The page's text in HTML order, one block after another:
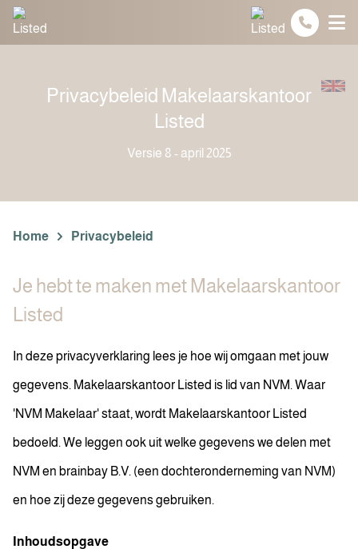
Spring naar inhoud
Privacybeleid Makelaarskantoor
Listed
Versie 8 - april 2025
Home Privacybeleid
Je hebt te maken met Makelaarskantoor
Listed
In deze privacyverklaring lees je hoe wij omgaan met jouw
gegevens. Makelaarskantoor Listed is lid van NVM. Waar
'NVM Makelaar' staat, wordt Makelaarskantoor Listed
bedoeld. We leggen ook uit welke gegevens we delen met
NVM en brainbay B.V. (een dochteronderneming van NVM)
en hoe zij deze gegevens gebruiken.
Inhoudsopgave